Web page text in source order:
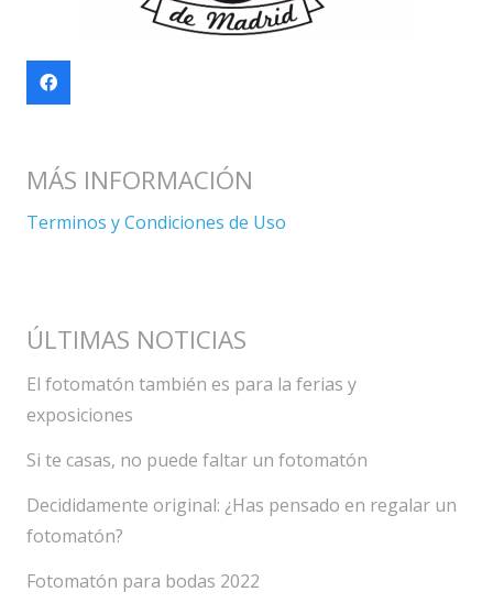
MÁS INFORMACIÓN
Terminos y Condiciones de Uso
ÚLTIMAS NOTICIAS
El fotomatón también es para la ferias y
exposiciones
Si te casas, no puede faltar un fotomatón
Decididamente original: ¿Has pensado en regalar un
fotomatón?
Fotomatón para bodas 2022